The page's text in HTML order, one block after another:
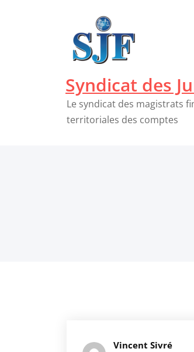
Syndicat des
Le syndicat des magistrats
territoriales des comptes
Vincent Sivré